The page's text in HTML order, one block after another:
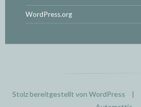
WordPress.org
Stolz bereitgestellt von WordPress |